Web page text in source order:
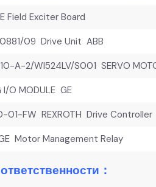
Field Exciter Board
09 Drive Unit ABB
A-2/WI524LV/S001 SERVO
I/O MODULE GE
FW REXROTH Drive Controller
Motor Management Relay
：